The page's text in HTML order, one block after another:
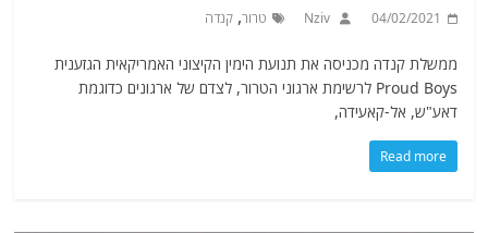
04/02/2021
Nziv טרור,קנדה
ממשלת קנדה מכניסה את תנועת הימין הקיצוני האמריקאית הגזענית
Proud Boys לרשימת ארגוני הטרור, לצדם של ארגונים כדוגמת
דאע"ש, אל-קאעידה,
Read more